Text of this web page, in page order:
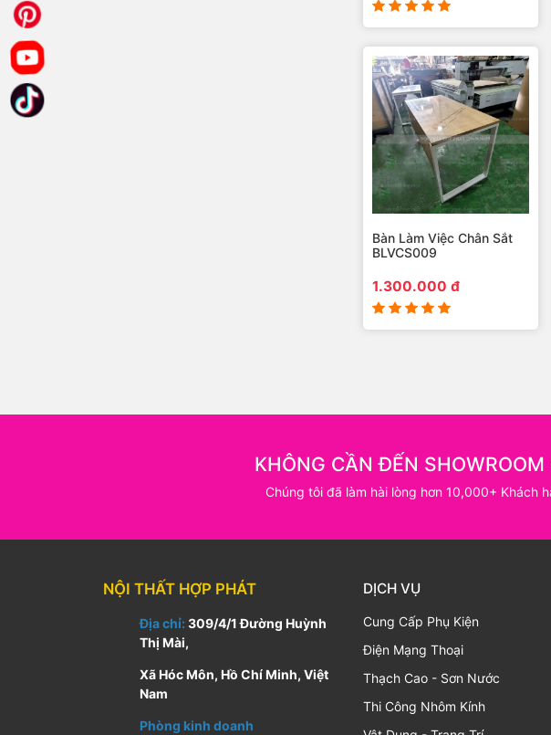
Bàn Làm Việc Chân Sắt
BLVCS009
1.300.000 đ
KHÔNG CẦN ĐẾN
Chúng tôi đã làm hài lòng hơn 10,000+ Khách
NỘI THẤT HỢP PHÁT
Địa chỉ: 309/4/1 Đường Huỳnh
Thị Mài,
Xã Hóc Môn, Hồ Chí Minh, Việt
Nam
Phòng kinh doanh
DỊCH VỤ
Cung Cấp Phụ Kiện
Điện Mạng Thoại
Thạch Cao - Sơn Nước
Thi Công Nhôm Kính